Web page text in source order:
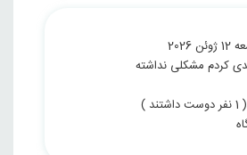
2026
کردم مشکلی نداشته
(
1نفر دوست داشتند )